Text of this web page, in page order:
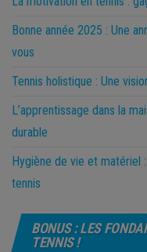
Bonne année 2025 : Une
vous
Tennis holistique : Une
L’apprentissage dans la
durable
Hygiène de vie et matériel
tennis
BONUS : LES
TENNIS !